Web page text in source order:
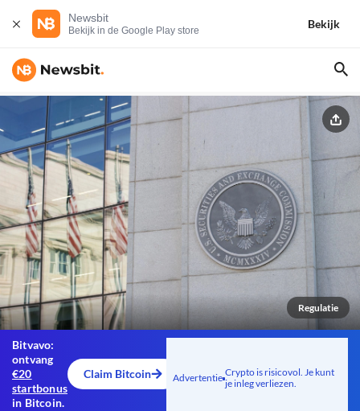
Newsbit
Bekijk in de Google Play store
Bekijk
Regulatie
Bitvavo:
ontvang
€20
startbonus
in Bitcoin.
Claim Bitcoin Advertentie Crypto is risicovol. Je kunt
je inleg verliezen.